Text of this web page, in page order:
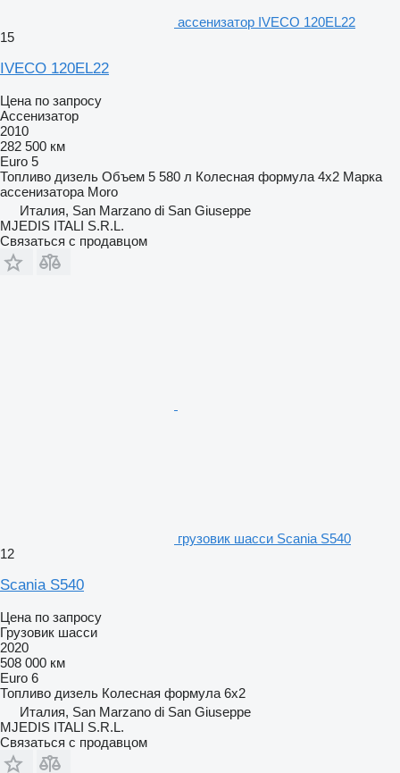
ассенизатор IVECO 120EL22
15
IVECO 120EL22
Цена по запросу
Ассенизатор
2010
282 500 км
Euro 5
Топливо дизель Объем 5 580 л Колесная формула 4x2 Марка
ассенизатора Moro
Италия, San Marzano di San Giuseppe
MJEDIS ITALI S.R.L.
Связаться с продавцом
грузовик шасси Scania S540
12
Scania S540
Цена по запросу
Грузовик шасси
2020
508 000 км
Euro 6
Топливо дизель Колесная формула 6x2
Италия, San Marzano di San Giuseppe
MJEDIS ITALI S.R.L.
Связаться с продавцом